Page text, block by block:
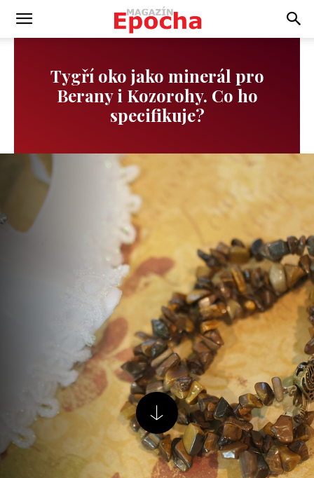
Tygří oko jako minerál pro
Berany i Kozorohy. Co ho
specifikuje?